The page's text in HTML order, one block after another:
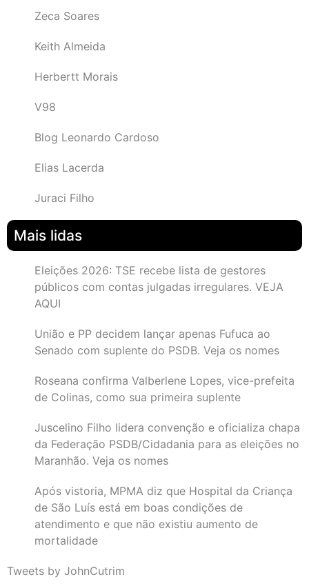
Zeca Soares
Keith Almeida
Herbertt Morais
V98
Blog Leonardo Cardoso
Elias Lacerda
Juraci Filho
Mais lidas
Eleições 2026: TSE recebe lista de gestores
públicos com contas julgadas irregulares. VEJA
AQUI
União e PP decidem lançar apenas Fufuca ao
Senado com suplente do PSDB. Veja os nomes
Roseana confirma Valberlene Lopes, vice-prefeita
de Colinas, como sua primeira suplente
Juscelino Filho lidera convenção e oficializa chapa
da Federação PSDB/Cidadania para as eleições no
Maranhão. Veja os nomes
Após vistoria, MPMA diz que Hospital da Criança
de São Luís está em boas condições de
atendimento e que não existiu aumento de
mortalidade
Tweets by JohnCutrim